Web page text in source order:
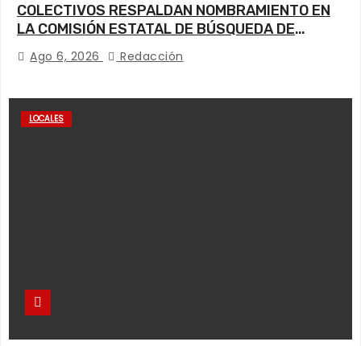
COLECTIVOS RESPALDAN NOMBRAMIENTO EN
LA COMISIÓN ESTATAL DE BÚSQUEDA DE
PERSONAS.
Ago 6, 2026 Redacción
LOCALES